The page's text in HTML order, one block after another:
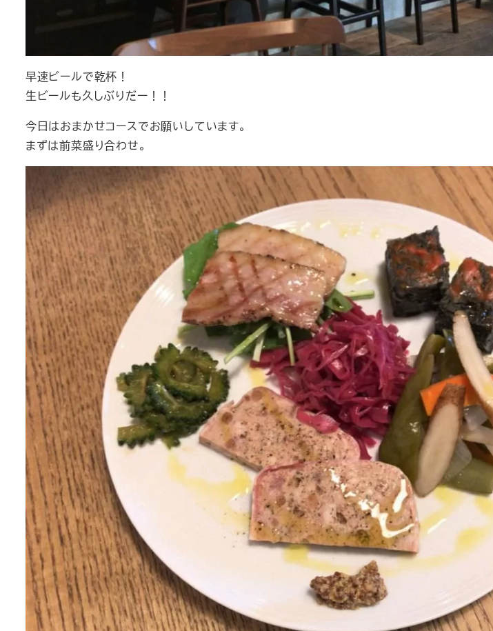
早速ビールで乾杯！
生ビールも久しぶりだー！！
今日はおまかせコースでお願いしています。
まずは前菜盛り合わせ。